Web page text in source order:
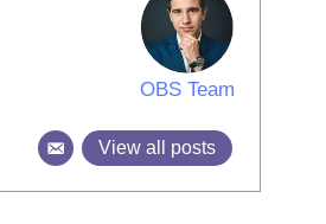
OBS Team
View all posts